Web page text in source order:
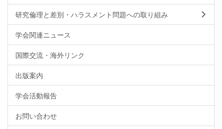
研究倫理と差別・ハラスメント問題への取り組み
学会関連ニュース
国際交流・海外リンク
出版案内
学会活動報告
お問い合わせ